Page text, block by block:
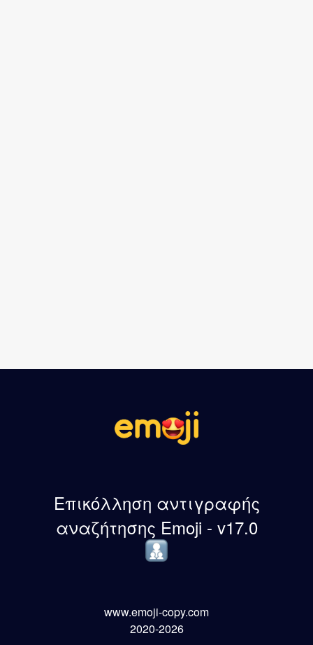
Επικόλληση αντιγραφής
αναζήτησης Emoji - v17.0
www.emoji-copy.com
2020-2026